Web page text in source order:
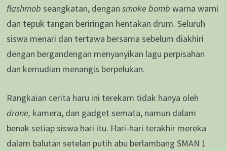
flashmob seangkatan, dengan smoke bomb warna warni
dan tepuk tangan beriringan hentakan drum. Seluruh
siswa menari dan tertawa bersama sebelum diakhiri
dengan bergandengan menyanyikan lagu perpisahan
dan kemudian menangis berpelukan.
Rangkaian cerita haru ini terekam tidak hanya oleh
drone, kamera, dan gadget semata, namun dalam
benak setiap siswa hari itu. Hari-hari terakhir mereka
dalam balutan setelan putih abu berlambang SMAN 1